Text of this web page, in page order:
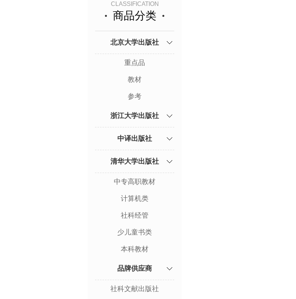
CLASSIFICATION
商品分类
北京大学出版社
重点品
教材
参考
浙江大学出版社
中译出版社
清华大学出版社
中专高职教材
计算机类
社科经管
少儿童书类
本科教材
品牌供应商
社科文献出版社